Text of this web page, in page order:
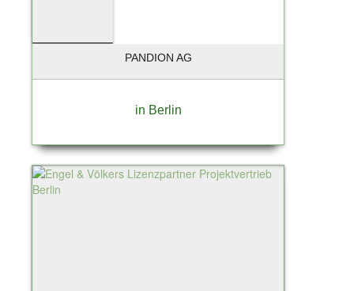
PANDION AG
in Berlin